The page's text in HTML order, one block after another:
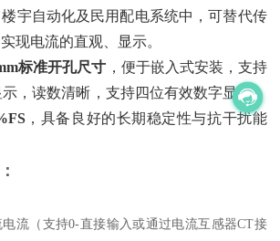
宇自动化及民用配电系统中，可替代传
现电流的直观、显示。
标准开孔尺寸 ‌，便于嵌入式安装，支持
，读数清晰，支持四位有效数字显示，
‌，具备良好的长期稳定性与抗干扰能
电流（支持0-直接输入或通过电流互感器CT接